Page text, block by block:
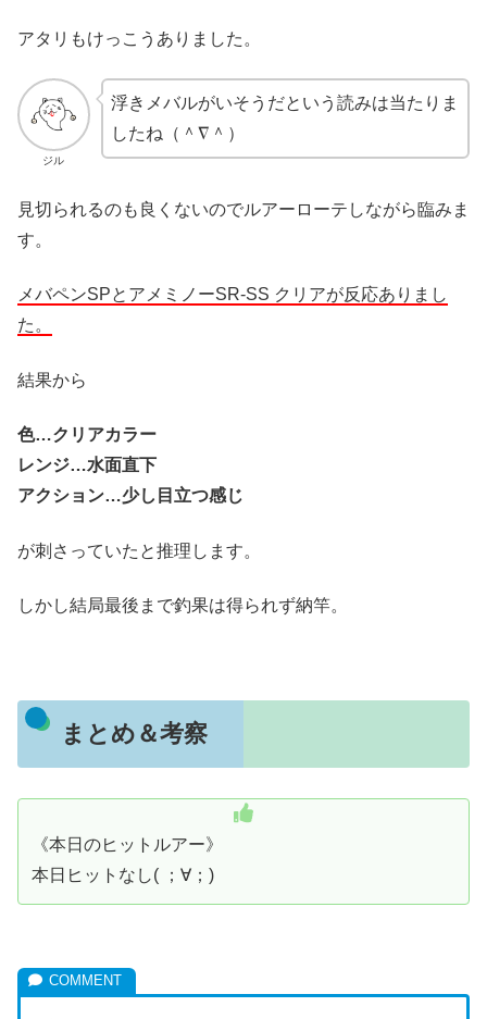
アタリもけっこうありました。
ジル
浮きメバルがいそうだという読みは当たりま
したね（＾∇＾）
見切られるのも良くないのでルアーローテしながら臨みま
す。
メバペンSPとアメミノーSR-SS クリアが反応ありまし
た。
結果から
色…クリアカラー
レンジ…水面直下
アクション…少し目立つ感じ
が刺さっていたと推理します。
しかし結局最後まで釣果は得られず納竿。
まとめ＆考察
《本日のヒットルアー》
本日ヒットなし( ；∀；)